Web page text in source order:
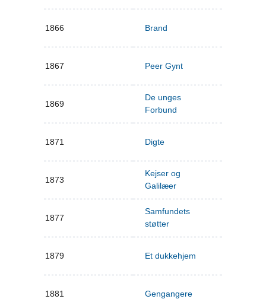
1866 Brand
1867 Peer Gynt
1869
De unges
Forbund
1871 Digte
1873
Kejser og
Galilæer
1877
Samfundets
støtter
1879 Et dukkehjem
1881 Gengangere